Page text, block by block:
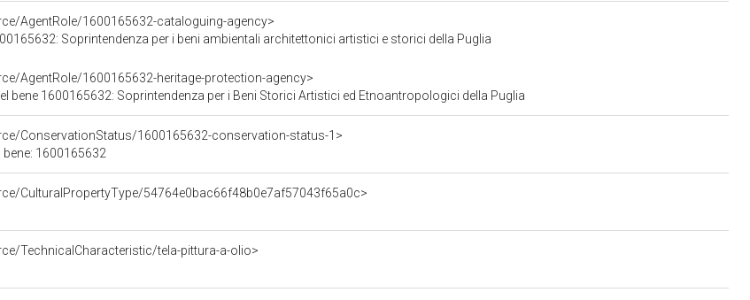
AgentRole/1600165632-cataloguing-agency>
Soprintendenza per i beni ambientali architettonici artistici e storici della Puglia
AgentRole/1600165632-heritage-protection-agency>
bene 1600165632: Soprintendenza per i Beni Storici Artistici ed Etnoantropologici della Puglia
ConservationStatus/1600165632-conservation-status-1>
1600165632
CulturalPropertyType/54764e0bac66f48b0e7af57043f65a0c>
TechnicalCharacteristic/tela-pittura-a-olio>